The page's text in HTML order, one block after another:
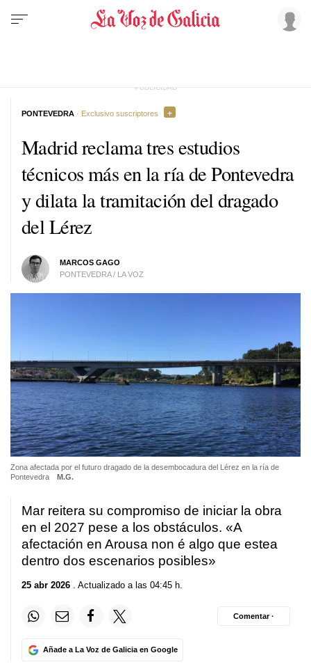
Madrid reclama tres estudios
técnicos más en la ría de Pontevedra
y dilata la tramitación del dragado
del Lérez
MARCOS GAGO
PONTEVEDRA / LA VOZ
PONTEVEDRA · Exclusivo suscriptores
Zona afectada por el futuro dragado de la desembocadura del Lérez en la ría de
Pontevedra
M.G.
Mar reitera su compromiso de iniciar la obra
en el 2027 pese a los obstáculos. «A
afectación en Arousa non é algo que estea
dentro dos escenarios posibles»
25 abr 2026 . Actualizado a las 04:45 h.
Añade a La Voz de Galicia en Google
Comentar ·